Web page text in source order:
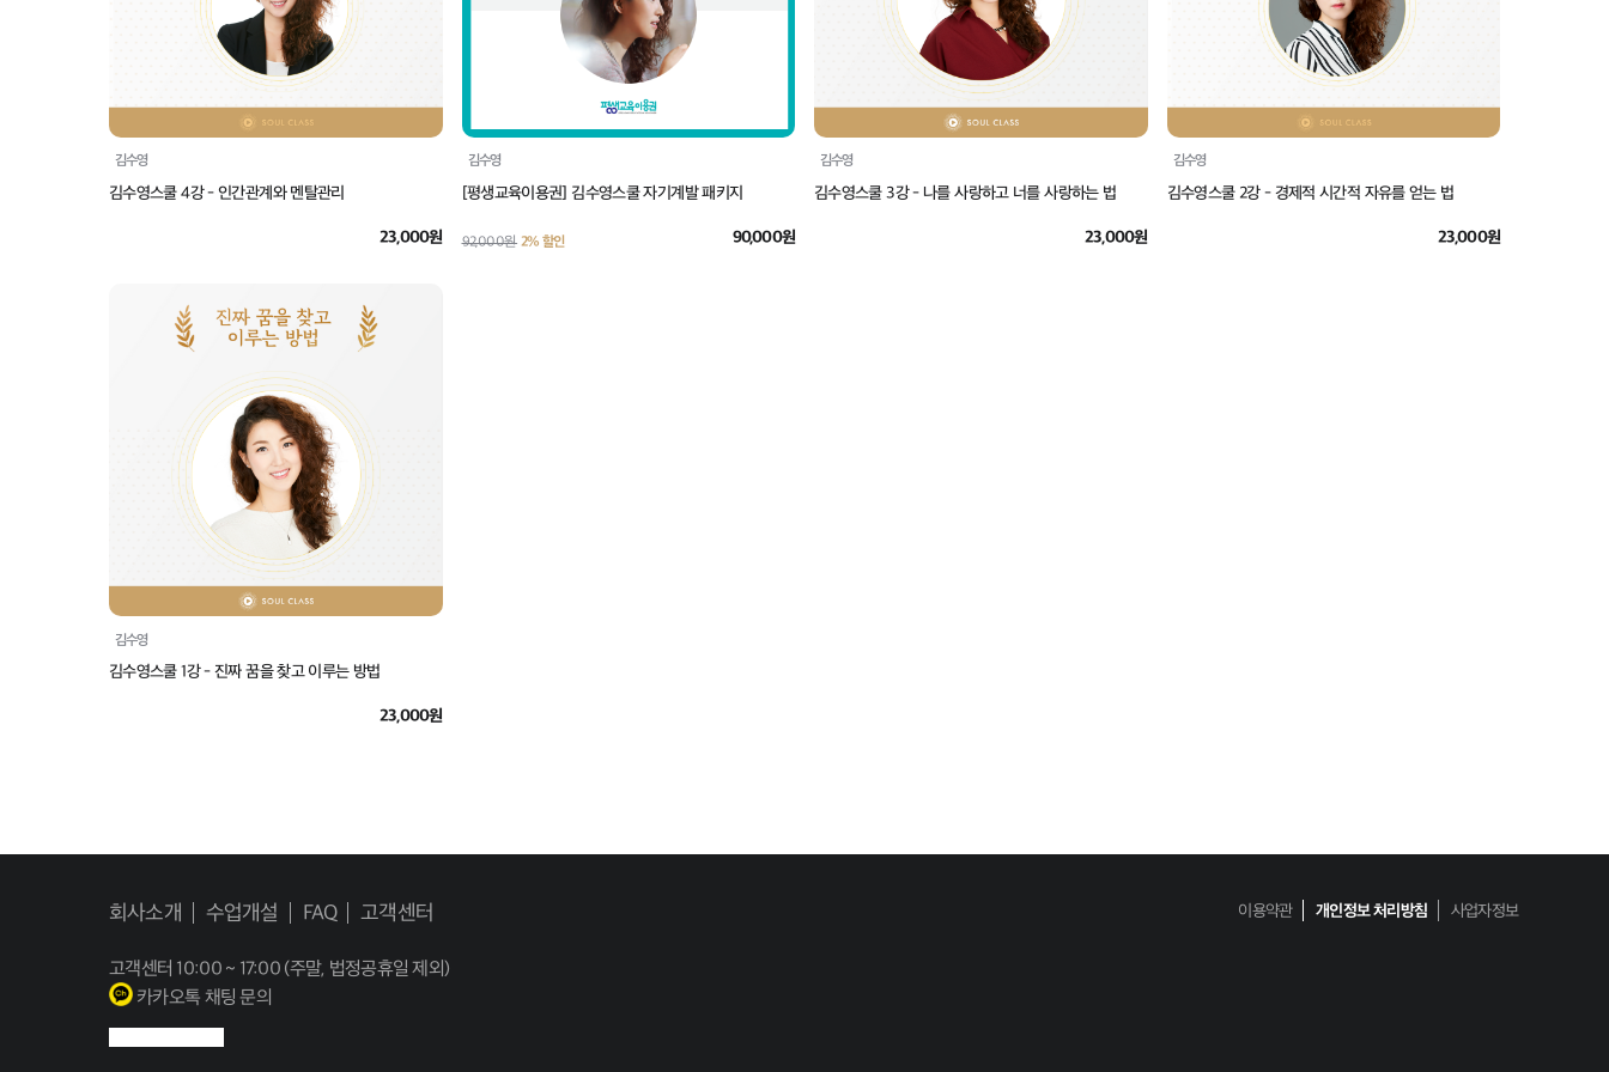
김수영
김수영스쿨 4강 - 인간관계와 멘탈관리
23,000원
김수영
[평생교육이용권] 김수영스쿨 자기계발 패키지
92,000원 2% 할인 90,000원
김수영
김수영스쿨 3강 - 나를 사랑하고 너를 사랑하는 법
23,000원
김수영
김수영스쿨 2강 - 경제적 시간적 자유를 얻는 법
23,000원
김수영
김수영스쿨 1강 - 진짜 꿈을 찾고 이루는 방법
23,000원
회사소개 수업개설 FAQ 고객센터 이용약관 개인정보 처리방침 사업자정보
고객센터 10:00 ~ 17:00 (주말, 법정공휴일 제외)
카카오톡 채팅 문의